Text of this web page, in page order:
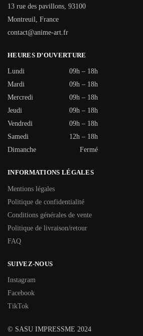
13 rue des pavillons, 93100
Montreuil, France
contact@anime-art.fr
HEURES D’OUVERTURE
Lundi
09h – 18h
Mardi
09h – 18h
Mercredi
09h – 18h
Jeudi
09h – 18h
Vendredi
09h – 18h
Samedi
12h – 18h
Dimanche
Fermé
INFORMATIONS LÉGALES
Mentions légales
Politique de confidentialité
Conditions générales de vente
Politique de livraison/retour
FAQ
SUIVEZ-NOUS
Instagram
Facebook
TikTok
© SASU IMPRESSME 2024